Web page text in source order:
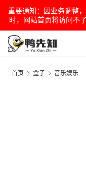
重要通知：因业务调整
时，网站首页将访问不
首页 盒子 音乐娱乐